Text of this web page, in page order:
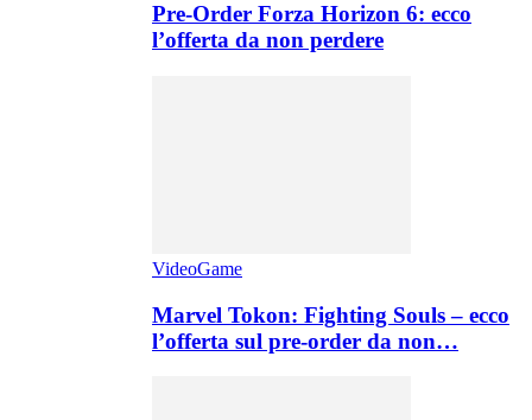
Pre-Order Forza Horizon 6: ecco
l’offerta da non perdere
VideoGame
Marvel Tokon: Fighting Souls – ecco
l’offerta sul pre-order da non…